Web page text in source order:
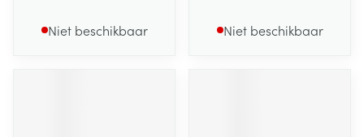
Niet beschikbaar Niet beschikbaar